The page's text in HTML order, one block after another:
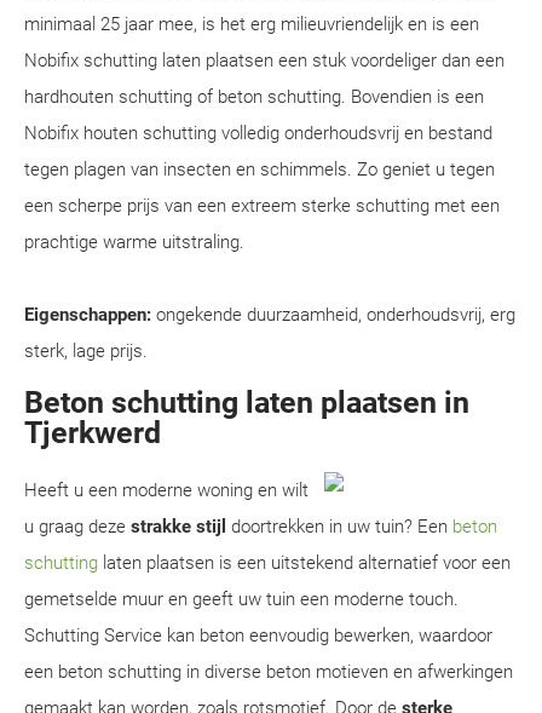
minimaal 25 jaar mee, is het erg milieuvriendelijk en is een
Nobifix schutting laten plaatsen een stuk voordeliger dan een
hardhouten schutting of beton schutting. Bovendien is een
Nobifix houten schutting volledig onderhoudsvrij en bestand
tegen plagen van insecten en schimmels. Zo geniet u tegen
een scherpe prijs van een extreem sterke schutting met een
prachtige warme uitstraling.
Eigenschappen: ongekende duurzaamheid, onderhoudsvrij, erg
sterk, lage prijs.
Beton schutting laten plaatsen in
Tjerkwerd
Heeft u een moderne woning en wilt
u graag deze strakke stijl doortrekken in uw tuin? Een beton
schutting laten plaatsen is een uitstekend alternatief voor een
gemetselde muur en geeft uw tuin een moderne touch.
Schutting Service kan beton eenvoudig bewerken, waardoor
een beton schutting in diverse beton motieven en afwerkingen
gemaakt kan worden, zoals rotsmotief. Door de sterke